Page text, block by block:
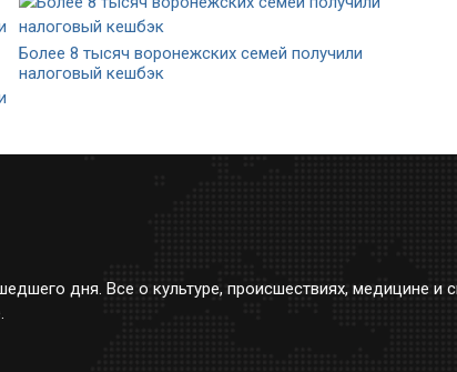
Более 8 тысяч воронежских семей получили
налоговый кешбэк
дня. Все о культуре, происшествиях, медицине и